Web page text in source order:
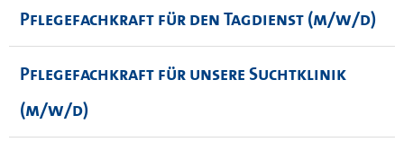
Pflegefachkraft für den Tagdienst (m/w/d)
Pflegefachkraft für unsere Suchtklinik
(m/w/d)